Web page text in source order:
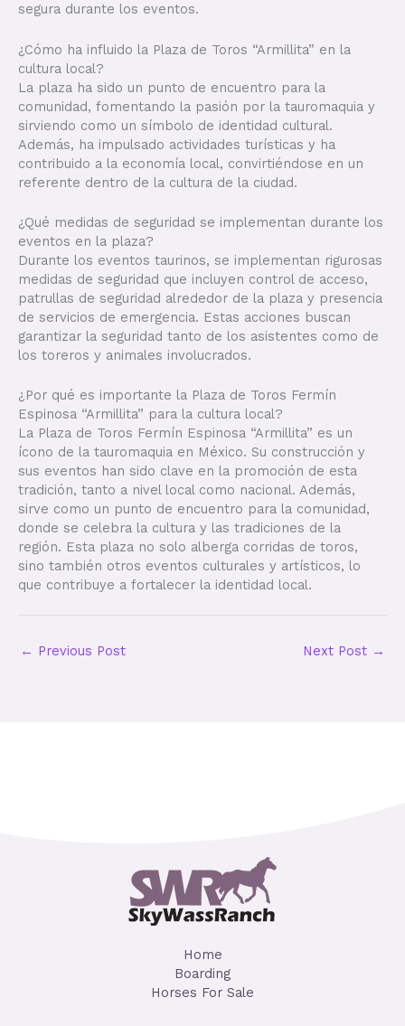
segura durante los eventos.
¿Cómo ha influido la Plaza de Toros “Armillita” en la
cultura local?
La plaza ha sido un punto de encuentro para la
comunidad, fomentando la pasión por la tauromaquia y
sirviendo como un símbolo de identidad cultural.
Además, ha impulsado actividades turísticas y ha
contribuido a la economía local, convirtiéndose en un
referente dentro de la cultura de la ciudad.
¿Qué medidas de seguridad se implementan durante los
eventos en la plaza?
Durante los eventos taurinos, se implementan rigurosas
medidas de seguridad que incluyen control de acceso,
patrullas de seguridad alrededor de la plaza y presencia
de servicios de emergencia. Estas acciones buscan
garantizar la seguridad tanto de los asistentes como de
los toreros y animales involucrados.
¿Por qué es importante la Plaza de Toros Fermín
Espinosa “Armillita” para la cultura local?
La Plaza de Toros Fermín Espinosa “Armillita” es un
ícono de la tauromaquia en México. Su construcción y
sus eventos han sido clave en la promoción de esta
tradición, tanto a nivel local como nacional. Además,
sirve como un punto de encuentro para la comunidad,
donde se celebra la cultura y las tradiciones de la
región. Esta plaza no solo alberga corridas de toros,
sino también otros eventos culturales y artísticos, lo
que contribuye a fortalecer la identidad local.
← Previous Post Next Post →
Home
Boarding
Horses For Sale